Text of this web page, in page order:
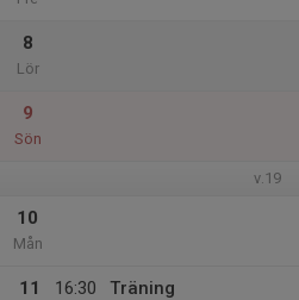
8
Lör
9
Sön
v.19
10
Mån
11
16:30
Träning